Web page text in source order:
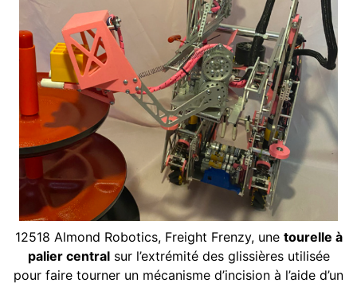
navigation of Composants Électroniques et de Mouvement
navigation of Logiciel
navigation of Prix
navigation of Annexe
navigation of Guide du contributeur
12518 Almond Robotics, Freight Frenzy, une tourelle à
palier centralsur l’extrémité des glissières utilisée
pour faire tourner un mécanisme d’incision à l’aide d’un